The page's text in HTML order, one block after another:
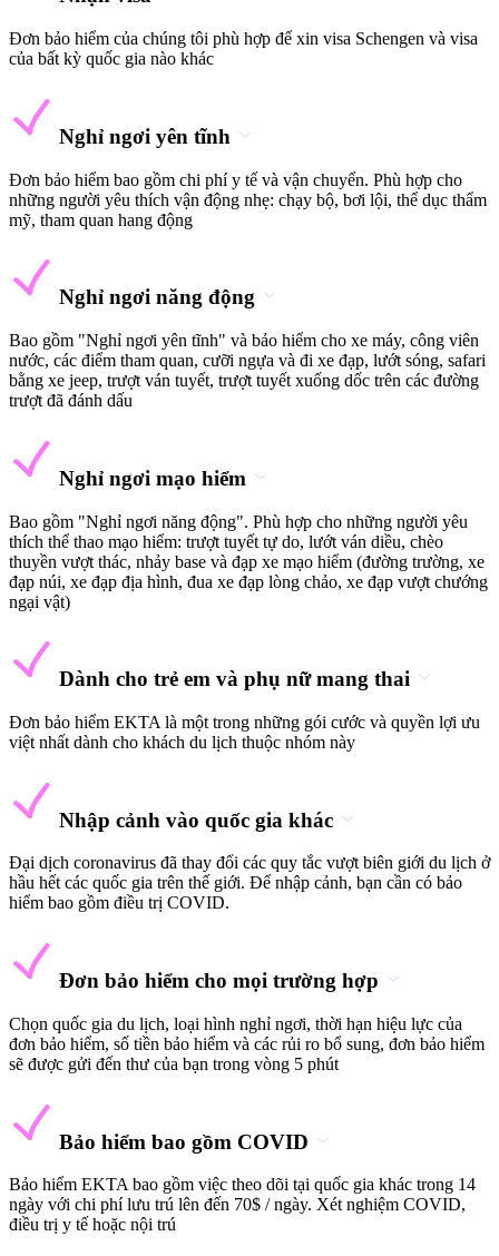
Đơn bảo hiểm của chúng tôi phù hợp để xin visa Schengen và visa
của bất kỳ quốc gia nào khác
Nghỉ ngơi yên tĩnh
Đơn bảo hiểm bao gồm chi phí y tế và vận chuyển. Phù hợp cho
những người yêu thích vận động nhẹ: chạy bộ, bơi lội, thể dục thẩm
mỹ, tham quan hang động
Nghỉ ngơi năng động
Bao gồm "Nghỉ ngơi yên tĩnh" và bảo hiểm cho xe máy, công viên
nước, các điểm tham quan, cưỡi ngựa và đi xe đạp, lướt sóng, safari
bằng xe jeep, trượt ván tuyết, trượt tuyết xuống dốc trên các đường
trượt đã đánh dấu
Nghỉ ngơi mạo hiểm
Bao gồm "Nghỉ ngơi năng động". Phù hợp cho những người yêu
thích thể thao mạo hiểm: trượt tuyết tự do, lướt ván diều, chèo
thuyền vượt thác, nhảy base và đạp xe mạo hiểm (đường trường, xe
đạp núi, xe đạp địa hình, đua xe đạp lòng chảo, xe đạp vượt chướng
ngại vật)
Dành cho trẻ em và phụ nữ mang thai
Đơn bảo hiểm EKTA là một trong những gói cước và quyền lợi ưu
việt nhất dành cho khách du lịch thuộc nhóm này
Nhập cảnh vào quốc gia khác
Đại dịch coronavirus đã thay đổi các quy tắc vượt biên giới du lịch ở
hầu hết các quốc gia trên thế giới. Để nhập cảnh, bạn cần có bảo
hiểm bao gồm điều trị COVID.
Đơn bảo hiểm cho mọi trường hợp
Chọn quốc gia du lịch, loại hình nghỉ ngơi, thời hạn hiệu lực của
đơn bảo hiểm, số tiền bảo hiểm và các rủi ro bổ sung, đơn bảo hiểm
sẽ được gửi đến thư của bạn trong vòng 5 phút
Bảo hiểm bao gồm COVID
Bảo hiểm EKTA bao gồm việc theo dõi tại quốc gia khác trong 14
ngày với chi phí lưu trú lên đến 70$ / ngày. Xét nghiệm COVID,
điều trị y tế hoặc nội trú